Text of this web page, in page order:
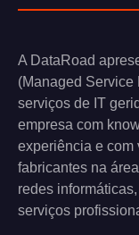
A DataRoad
(Managed Service
serviços de IT
empresa com
experiência e com
fabricantes na
redes
serviços